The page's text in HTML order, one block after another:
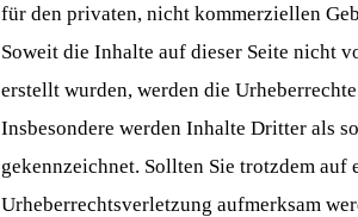
für den privaten, nicht kommerziellen
Soweit die Inhalte auf dieser Seite nicht
erstellt wurden, werden die
Insbesondere werden Inhalte Dritter als
gekennzeichnet. Sollten Sie trotzdem auf
Urheberrechtsverletzung aufmerksam